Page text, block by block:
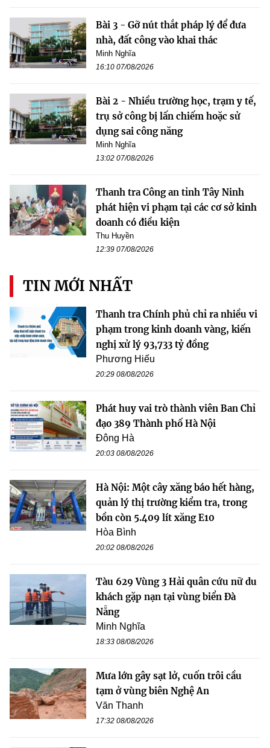
Bài 3 - Gỡ nút thắt pháp lý để đưa
nhà, đất công vào khai thác
Minh Nghĩa
16:10 07/08/2026
Bài 2 - Nhiều trường học, trạm y tế,
trụ sở công bị lấn chiếm hoặc sử
dụng sai công năng
Minh Nghĩa
13:02 07/08/2026
Thanh tra Công an tỉnh Tây Ninh
phát hiện vi phạm tại các cơ sở kinh
doanh có điều kiện
Thu Huyền
12:39 07/08/2026
TIN MỚI NHẤT
Thanh tra Chính phủ chỉ ra nhiều vi
phạm trong kinh doanh vàng, kiến
nghị xử lý 93,733 tỷ đồng
Phương Hiếu
20:29 08/08/2026
Phát huy vai trò thành viên Ban Chỉ
đạo 389 Thành phố Hà Nội
Đông Hà
20:03 08/08/2026
Hà Nội: Một cây xăng báo hết hàng,
quản lý thị trường kiểm tra, trong
bồn còn 5.409 lít xăng E10
Hòa Bình
20:02 08/08/2026
Tàu 629 Vùng 3 Hải quân cứu nữ du
khách gặp nạn tại vùng biển Đà
Nẵng
Minh Nghĩa
18:33 08/08/2026
Mưa lớn gây sạt lở, cuốn trôi cầu
tạm ở vùng biên Nghệ An
Văn Thanh
17:32 08/08/2026